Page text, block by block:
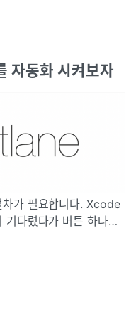
자동화 시켜보자
필요합니다. Xcode
버튼 하나씩